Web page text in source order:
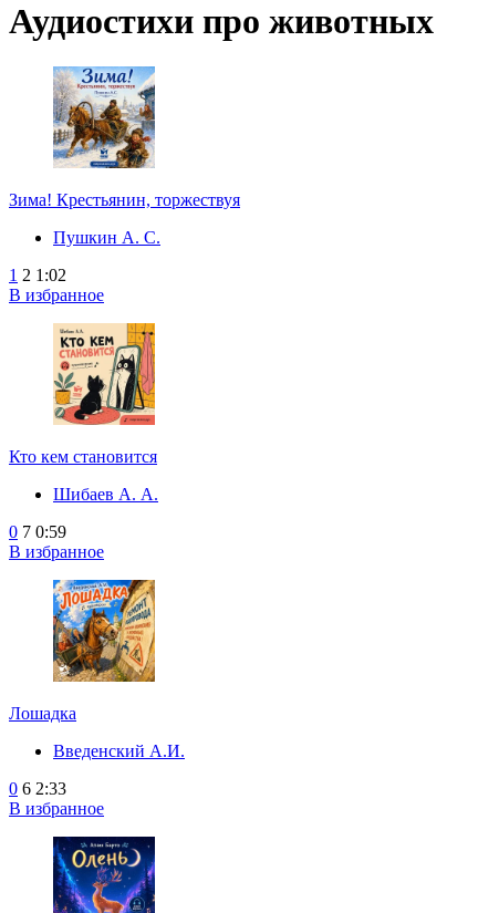
Аудиостихи про животных
Зима! Крестьянин, торжествуя
Пушкин А. С.
1 2 1:02
В избранное
Кто кем становится
Шибаев А. А.
0 7 0:59
В избранное
Лошадка
Введенский А.И.
0 6 2:33
В избранное